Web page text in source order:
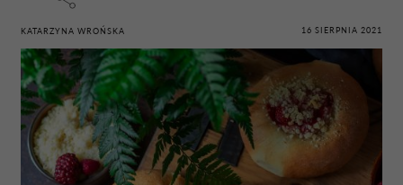
KATARZYNA WROŃSKA 16 SIERPNIA 2021